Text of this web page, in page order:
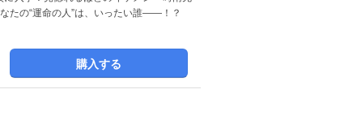
たの“運命の人”は、いったい誰――！？
購入する